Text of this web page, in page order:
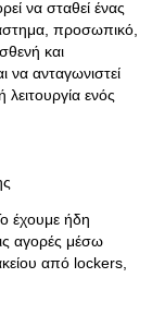
να σταθεί ένας
προσωπικό,
και
να ανταγωνιστεί
ενός
έχουμε ήδη
αγορές μέσω
από lockers,